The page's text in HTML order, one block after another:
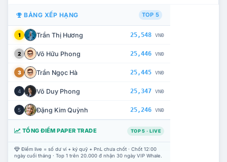
BẢNG XẾP HẠNG TOP 5
1 Trần Thị Hương 25,548 VNĐ
2 Võ Hữu Phong 25,446 VNĐ
3 Trần Ngọc Hà 25,445 VNĐ
4 Võ Duy Phong 25,347 VNĐ
5 Đặng Kim Quỳnh 25,246 VNĐ
TỔNG ĐIỂM PAPER TRADE TOP 5 · LIVE
Điểm live = số dư ví + ký quỹ + PnL chưa chốt · Chốt 12:00
ngày cuối tháng · Top 1 trên 20.000 đ nhận 30 ngày VIP Whale.